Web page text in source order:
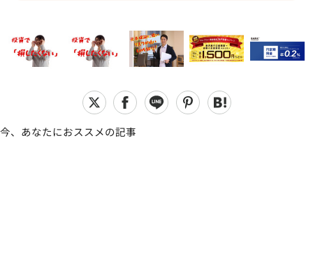
今、あなたにおススメの記事